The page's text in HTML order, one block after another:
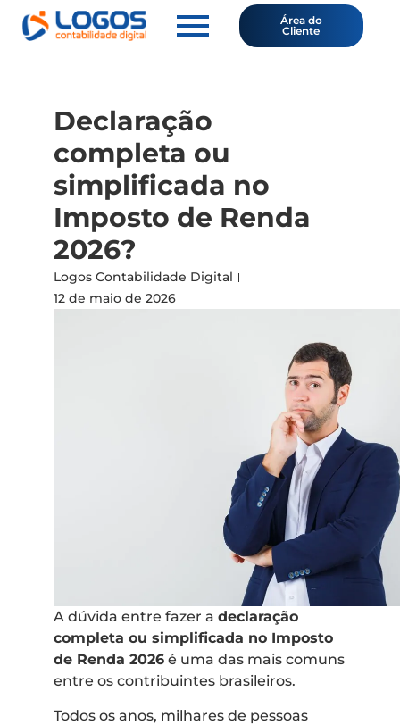
Área do
Cliente
Declaração
completa ou
simplificada no
Imposto de Renda
2026?
Logos Contabilidade Digital
12 de maio de 2026
A dúvida entre fazer a declaração
completa ou simplificada no Imposto
de Renda 2026 é uma das mais comuns
entre os contribuintes brasileiros.
Todos os anos, milhares de pessoas